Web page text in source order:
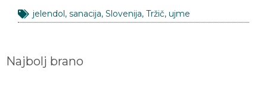
jelendol, sanacija, Slovenija, Tržič, ujme
Najbolj brano